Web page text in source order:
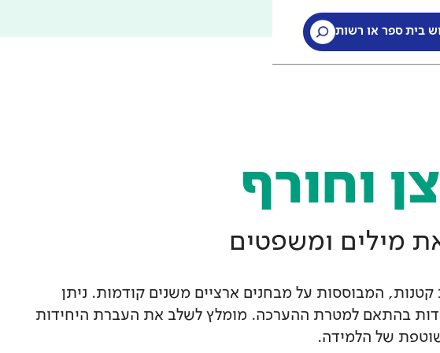
בית ספר או רשות
בית ספר או רשות
וחורף
מילים ומשפטים
קטנות, המבוססות על מבחנים ארציים משנים קודמות. ניתן
בהתאם למטרת ההערכה. מומלץ לשלב את העברת היחידות
של הלמידה.